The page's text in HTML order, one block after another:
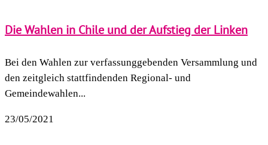
Die Wahlen in Chile und der Aufstieg der Linken
Bei den Wahlen zur verfassunggebenden Versammlung und
den zeitgleich stattfindenden Regional- und
Gemeindewahlen...
23/05/2021